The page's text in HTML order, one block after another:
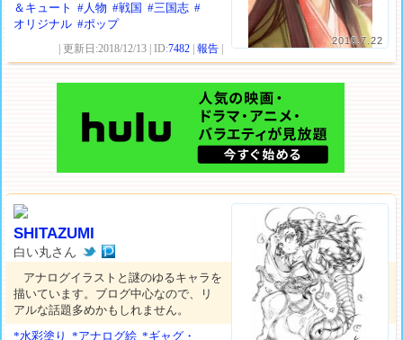
2010.7.22
＆キュート
#人物 #戦国 #三国志 #
オリジナル #ポップ
| 更新日:2018/12/13 | ID:7482 |報告
SHITAZUMI
白い丸さん
アナログイラストと謎のゆるキャラを
描いています。ブログ中心なので、リ
アルな話題多めかもしれません。
*水彩塗り
*アナログ絵 *ギャグ・